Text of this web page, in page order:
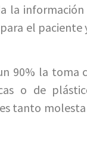
la
el
90% la toma
o de
tanto